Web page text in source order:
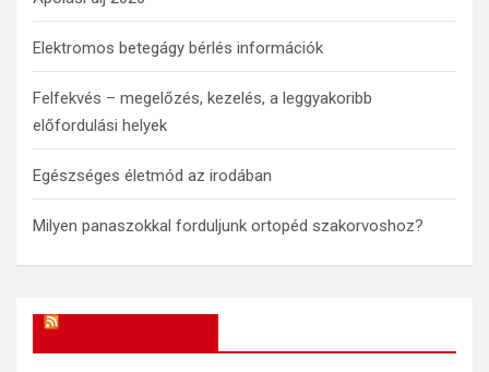
Elektromos betegágy bérlés információk
Felfekvés – megelőzés, kezelés, a leggyakoribb
előfordulási helyek
Egészséges életmód az irodában
Milyen panaszokkal forduljunk ortopéd szakorvoshoz?